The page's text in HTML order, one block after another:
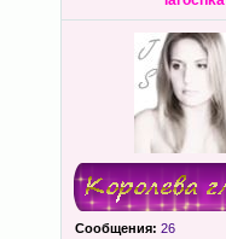
Сообщения: 26